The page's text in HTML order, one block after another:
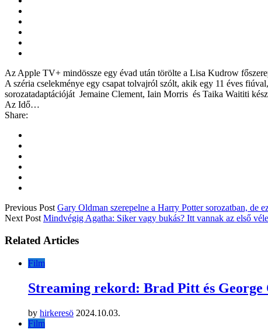
Az Apple TV+ mindössze egy évad után törölte a Lisa Kudrow
A széria cselekménye egy csapat tolvajról szólt, akik egy 11 éves
sorozatadaptációját Jemaine Clement, Iain Morris és Taika Waititi
Az Idő…
Share:
Previous Post Gary Oldman szerepelne a Harry Potter sorozatban, de
Next Post Mindvégig Agatha: Siker vagy bukás? Itt vannak az első
Related Articles
Film
Streaming rekord: Brad Pitt és George
by hirkeresö 2024.10.03.
Film